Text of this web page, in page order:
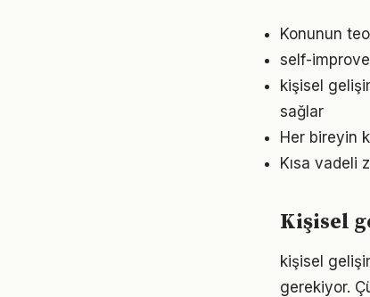
Konunun
self-
kişisel
sağlar
Her bireyin
Kısa vadeli
Kişisel
kişisel
gerekiyor.